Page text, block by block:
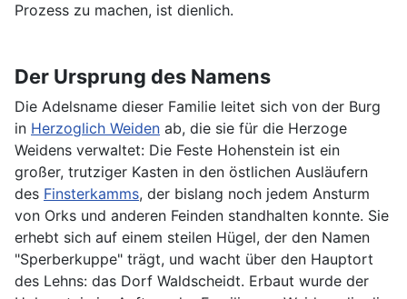
Prozess zu machen, ist dienlich.
Der Ursprung des Namens
Die Adelsname dieser Familie leitet sich von der Burg
in Herzoglich Weiden ab, die sie für die Herzoge
Weidens verwaltet: Die Feste Hohenstein ist ein
großer, trutziger Kasten in den östlichen Ausläufern
des Finsterkamms, der bislang noch jedem Ansturm
von Orks und anderen Feinden standhalten konnte. Sie
erhebt sich auf einem steilen Hügel, der den Namen
"Sperberkuppe" trägt, und wacht über den Hauptort
des Lehns: das Dorf Waldscheidt. Erbaut wurde der